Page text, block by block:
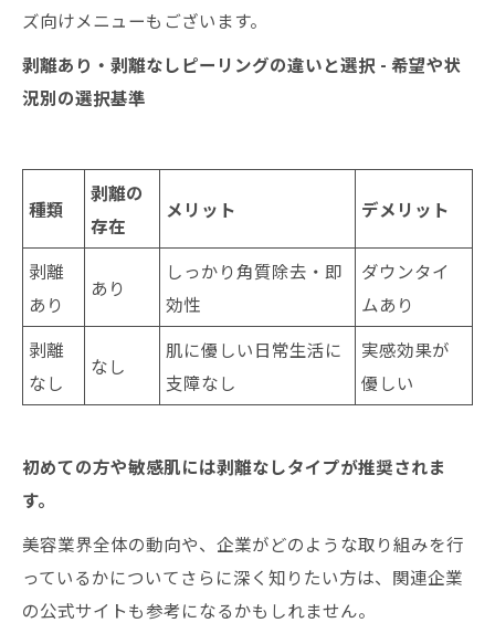
ズ向けメニューもございます。
剥離あり・剥離なしピーリングの違いと選択 - 希望や状
況別の選択基準
種類
剥離の
存在
メリット デメリット
剥離
あり
あり
しっかり角質除去・即
効性
ダウンタイ
ムあり
剥離
なし
なし
肌に優しい日常生活に
支障なし
実感効果が
優しい
初めての方や敏感肌には剥離なしタイプが推奨されま
す。
美容業界全体の動向や、企業がどのような取り組みを行
っているかについてさらに深く知りたい方は、関連企業
の公式サイトも参考になるかもしれません。